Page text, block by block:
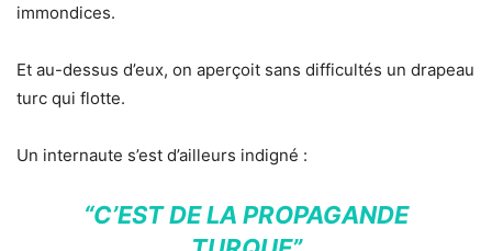
immondices.
Et au-dessus d’eux, on aperçoit sans difficultés un drapeau
turc qui flotte.
Un internaute s’est d’ailleurs indigné :
“C’EST DE LA PROPAGANDE